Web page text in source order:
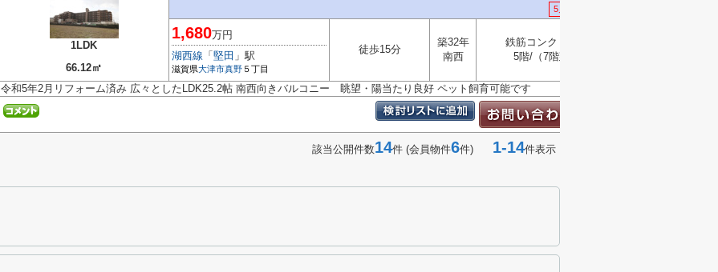
1LDK
66.12㎡
5月8日 値下げ
1,680万円
湖西線 「 堅田 」駅
滋賀県大津市真野 ５丁目
徒歩15分
築32年
南西
鉄筋コンクリート
5階/（7階建）
令和5年2月リフォーム済み 広々としたLDK25.2帖 南西向きバルコニー 眺望・陽当たり良好 ペット飼育可能です
該当公開件数14件 (会員物件6件) 1-14件表示